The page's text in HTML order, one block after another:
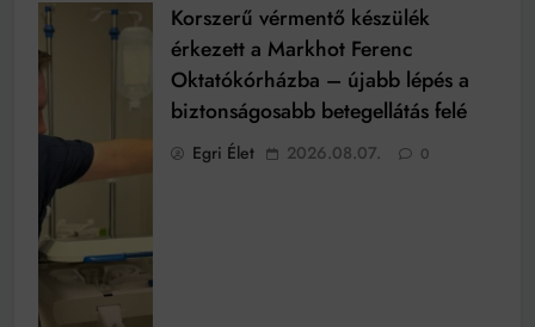
Korszerű vérmentő készülék
érkezett a Markhot Ferenc
Oktatókórházba – újabb lépés a
biztonságosabb betegellátás felé
Egri Élet 2026.08.07. 0